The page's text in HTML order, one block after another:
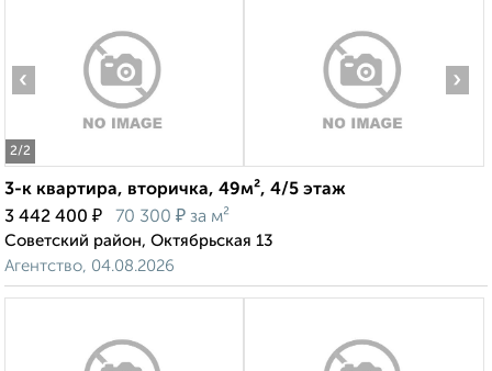
2/2
‹ ›
3-к квартира, вторичка, 49м², 4/5 этаж
3 442 400 ₽ 70 300 ₽ за м²
Советский район, Октябрьская 13
Агентство, 04.08.2026